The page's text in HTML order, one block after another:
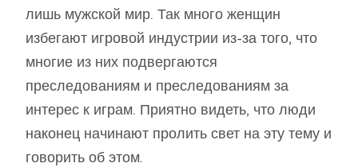
лишь мужской мир. Так много женщин
избегают игровой индустрии из-за того, что
многие из них подвергаются
преследованиям и преследованиям за
интерес к играм. Приятно видеть, что люди
наконец начинают пролить свет на эту тему и
говорить об этом.